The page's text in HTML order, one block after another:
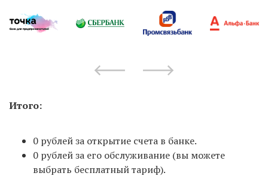
Итого:
0 рублей за открытие счета в банке.
0 рублей за его обслуживание (вы можете
выбрать бесплатный тариф).